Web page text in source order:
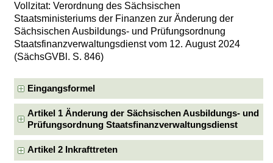
Vollzitat: Verordnung des Sächsischen
Staatsministeriums der Finanzen zur Änderung der
Sächsischen Ausbildungs- und Prüfungsordnung
Staatsfinanzverwaltungsdienst vom 12. August 2024
(SächsGVBl. S. 846)
Eingangsformel
Artikel 1 Änderung der Sächsischen Ausbildungs- und
Prüfungsordnung Staatsfinanzverwaltungsdienst
Artikel 2 Inkrafttreten